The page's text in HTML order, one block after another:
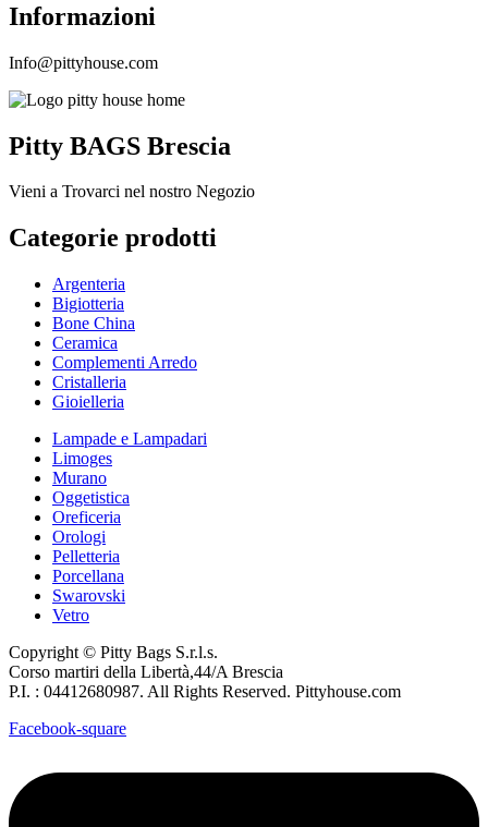
Informazioni
Info@pittyhouse.com
Pitty BAGS Brescia
Vieni a Trovarci nel nostro Negozio
Categorie prodotti
Argenteria
Bigiotteria
Bone China
Ceramica
Complementi Arredo
Cristalleria
Gioielleria
Lampade e Lampadari
Limoges
Murano
Oggetistica
Oreficeria
Orologi
Pelletteria
Porcellana
Swarovski
Vetro
Copyright © Pitty Bags S.r.l.s.
Corso martiri della Libertà,44/A Brescia
P.I. : 04412680987. All Rights Reserved. Pittyhouse.com
Facebook-square